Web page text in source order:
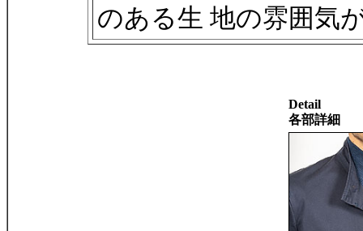
のある生 地の雰囲気
Detail
各部詳細